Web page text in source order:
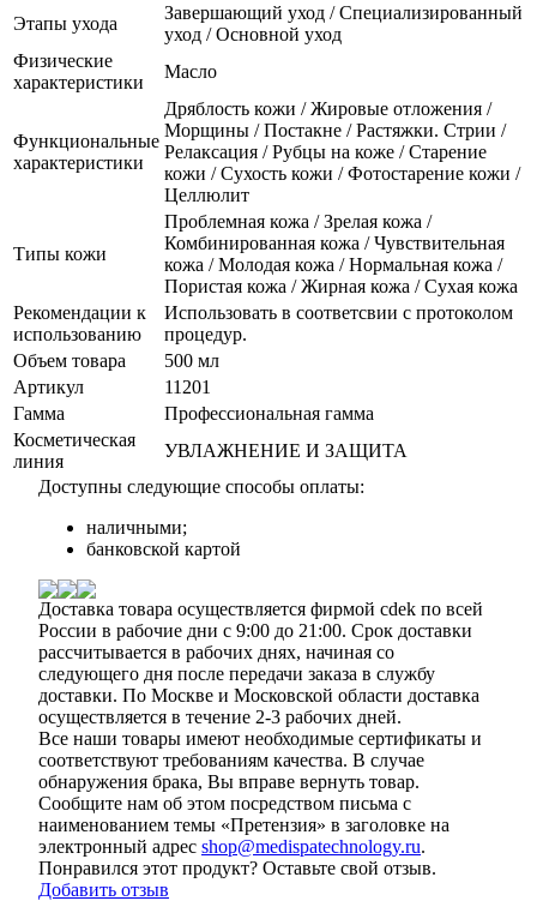
Этапы ухода
Завершающий уход / Специализированный
уход / Основной уход
Физические
характеристики
Масло
Функциональные
характеристики
Дряблость кожи / Жировые отложения /
Морщины / Постакне / Растяжки. Стрии /
Релаксация / Рубцы на коже / Старение
кожи / Сухость кожи / Фотостарение кожи /
Целлюлит
Типы кожи
Проблемная кожа / Зрелая кожа /
Комбинированная кожа / Чувствительная
кожа / Молодая кожа / Нормальная кожа /
Пористая кожа / Жирная кожа / Сухая кожа
Рекомендации к
использованию
Использовать в соответсвии с протоколом
процедур.
Объем товара
500 мл
Артикул
11201
Гамма
Профессиональная гамма
Косметическая
линия
УВЛАЖНЕНИЕ И ЗАЩИТА
Доступны следующие способы оплаты:
наличными;
банковской картой
Доставка товара осуществляется фирмой cdek по всей
России в рабочие дни с 9:00 до 21:00. Срок доставки
рассчитывается в рабочих днях, начиная со
следующего дня после передачи заказа в службу
доставки. По Москве и Московской области доставка
осуществляется в течение 2-3 рабочих дней.
Все наши товары имеют необходимые сертификаты и
соответствуют требованиям качества. В случае
обнаружения брака, Вы вправе вернуть товар.
Сообщите нам об этом посредством письма с
наименованием темы «Претензия» в заголовке на
электронный адрес shop@medispatechnology.ru.
Понравился этот продукт? Оставьте свой отзыв.
Добавить отзыв